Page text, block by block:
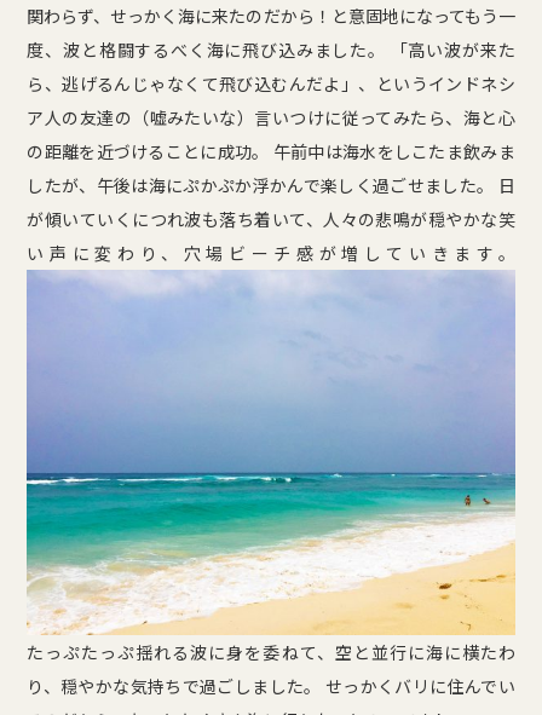
関わらず、せっかく海に来たのだから！と意固地になってもう一
度、波と格闘するべく海に飛び込みました。 「高い波が来た
ら、逃げるんじゃなくて飛び込むんだよ」、というインドネシ
ア人の友達の（嘘みたいな）言いつけに従ってみたら、海と心
の距離を近づけることに成功。 午前中は海水をしこたま飲みま
したが、午後は海にぷかぷか浮かんで楽しく過ごせました。 日
が傾いていくにつれ波も落ち着いて、人々の悲鳴が穏やかな笑
い声に変わり、穴場ビーチ感が増していきます。
たっぷたっぷ揺れる波に身を委ねて、空と並行に海に横たわ
り、穏やかな気持ちで過ごしました。 せっかくバリに住んでい